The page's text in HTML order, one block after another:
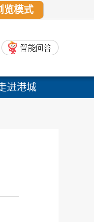
览模式
进港城